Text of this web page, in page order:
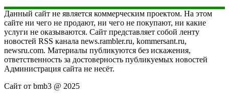
Данный сайт не является коммерческим проектом. На этом
сайте ни чего не продают, ни чего не покупают, ни какие
услуги не оказываются. Сайт представляет собой ленту
новостей RSS канала news.rambler.ru, kommersant.ru,
newsru.com. Материалы публикуются без искажения,
ответственность за достоверность публикуемых новостей
Администрация сайта не несёт.
Сайт от bmb3 @ 2025